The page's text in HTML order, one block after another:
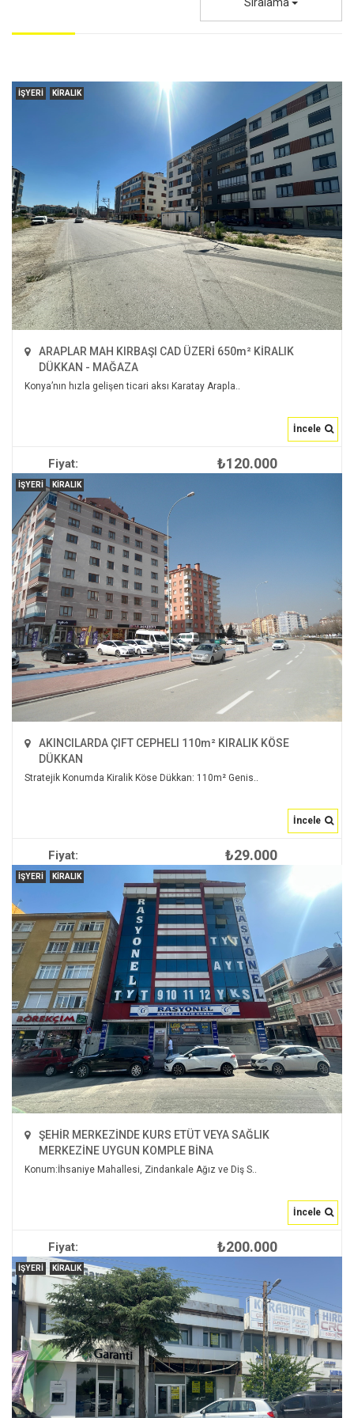
İŞYERI KIRALIK
ARAPLAR MAH KIRBAŞI CAD ÜZERİ 650m² KİRALIK
DÜKKAN - MAĞAZA
Konya’nın hızla gelişen ticari aksı Karatay Arapla..
İncele
Fiyat: ₺120.000
650 m2
İŞYERI KIRALIK
AKINCILARDA ÇIFT CEPHELI 110m² KIRALIK KÖSE
DÜKKAN
Stratejik Konumda Kiralik Köse Dükkan: 110m² Genis..
İncele
Fiyat: ₺29.000
2 null
İŞYERI KIRALIK
ŞEHİR MERKEZİNDE KURS ETÜT VEYA SAĞLIK
MERKEZİNE UYGUN KOMPLE BİNA
Konum:İhsaniye Mahallesi, Zindankale Ağız ve Diş S..
İncele
Fiyat: ₺200.000
990 m2 15 ve üzeri null
İŞYERI KIRALIK